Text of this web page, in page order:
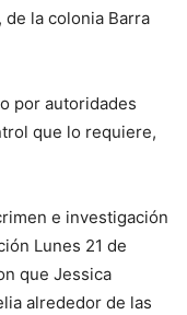
la colonia Barra
por autoridades
que lo requiere,
e investigación
Lunes 21 de
que Jessica
alrededor de las